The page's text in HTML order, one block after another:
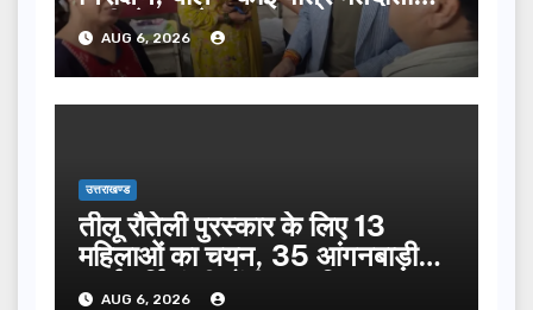
सूची से न छूटे…
AUG 6, 2026
उत्तराखण्ड
तीलू रौतेली पुरस्कार के लिए 13
महिलाओं का चयन, 35 आंगनबाड़ी
कार्यकर्तियां भी होंगी सम्मानित…
AUG 6, 2026